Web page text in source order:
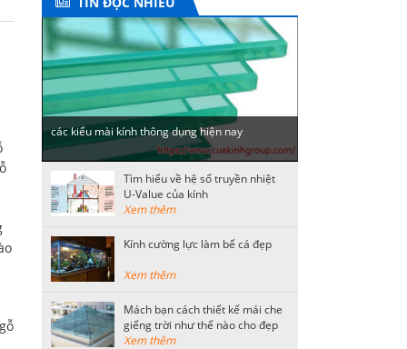
các kiểu mài kính thông dụng hiện nay
Tìm hiểu về hệ số truyền nhiệt
U-Value của kính
Xem thêm
Kính cường lực làm bể cá đẹp
Xem thêm
Mách bạn cách thiết kế mái che
giếng trời như thế nào cho đẹp
Xem thêm